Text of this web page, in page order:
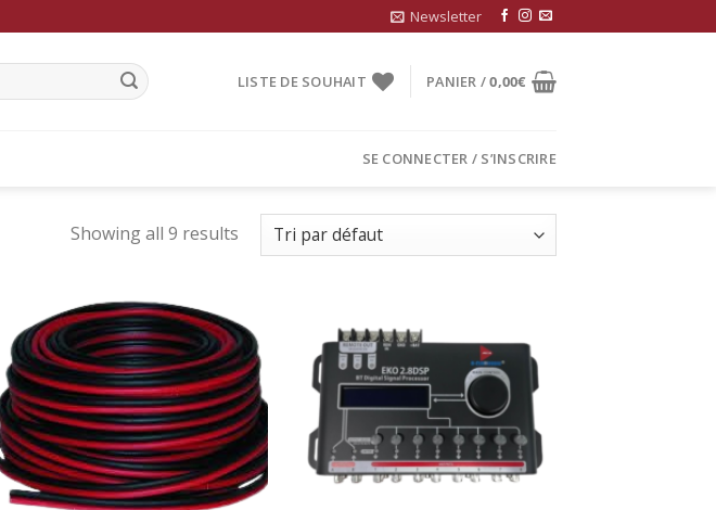
Newsletter
LISTE DE SOUHAIT PANIER /0,00€
SE CONNECTER / S’INSCRIRE
Showing all 9 results
Ajouter
à la
wishlist
Ajouter
à la
wishlist